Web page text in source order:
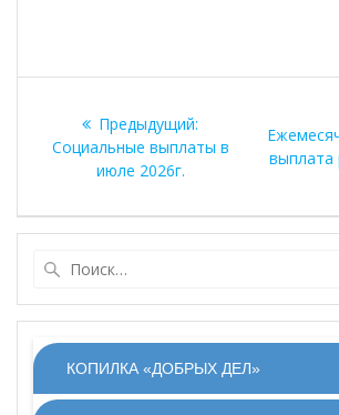
по
записям
Предыдущий:
запись:
Социальные выплаты в
июле 2026г.
выплата
КОПИЛКА «ДОБРЫХ ДЕЛ»